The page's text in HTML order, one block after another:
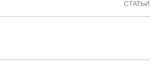
СТАТЬИ